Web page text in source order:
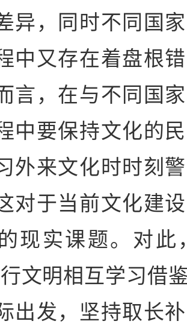
异，同时不同国
中又存在着盘根
言，在与不同国
中要保持文化的
外来文化时时刻
对于当前文化建
现实课题。对此
文明相互学习借
出发，坚持取长